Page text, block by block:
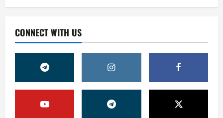
CONNECT WITH US